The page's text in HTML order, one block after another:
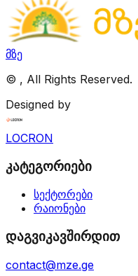
მზე
© , All Rights Reserved.
Designed by
LOCRON
კატეგორიები
სექტორები
რაიონები
დაგვიკავშირდით
contact@mze.ge